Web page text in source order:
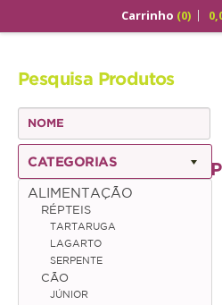
ALIMENTAÇÃO
Júnior
Adulto
Sénior
Gato
Júnior
Carrinho (0)
Pesquisa Produtos
CATEGORIAS
ALIMENTAÇÃO
RÉPTEIS
TARTARUGA
LAGARTO
SERPENTE
CÃO
JÚNIOR